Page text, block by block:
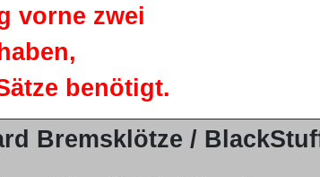
vorne zwei
benötigt.
Bremsklötze /